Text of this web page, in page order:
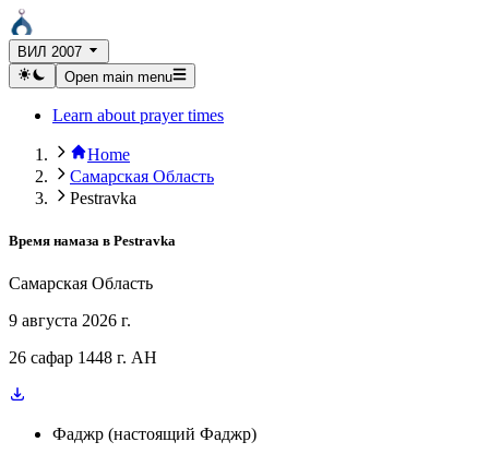
ВИЛ 2007
Open main menu
Learn about prayer times
Home
Самарская Область
Pestravka
Время намаза в Pestravka
Самарская Область
9 августа 2026 г.
26 сафар 1448 г. AH
Фаджр (настоящий Фаджр)